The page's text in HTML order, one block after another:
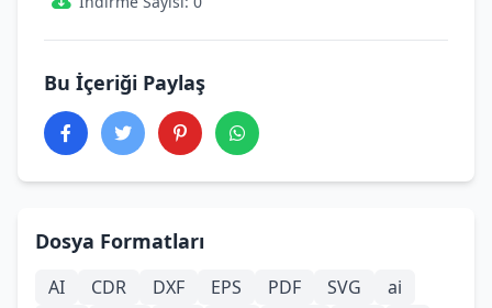
Dosya Formatları
AI CDR DXF EPS PDF SVG
ai
Bu İçeriği Paylaş